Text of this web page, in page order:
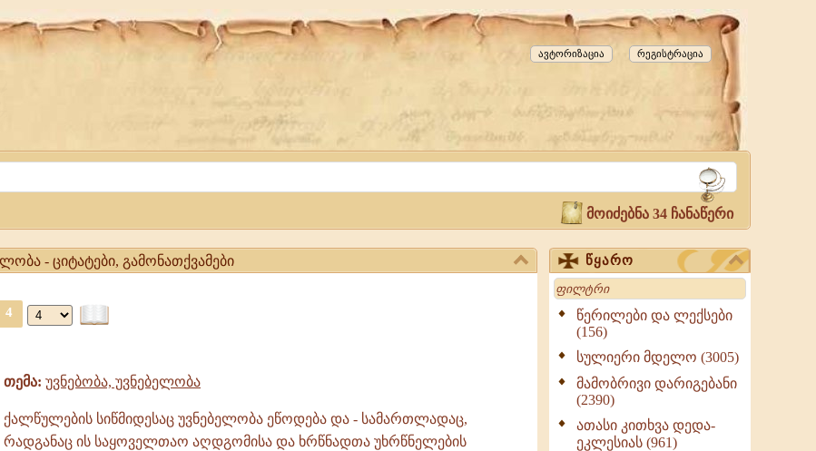
რეგისტრაცია
ავტორიზაცია
მოიძებნა 34 ჩანაწერი
- ციტატები, გამონათქვამები
4
თემა: უვნებობა, უვნებელობა
ქალწულების სიწმიდესაც უვნებელობა ეწოდება და - სამართლადაც,
რადგანაც ის საყოველთაო აღდგომისა და ხრწნადთა უხრწნელების
წყარო
Search
წერილები და ლექსები
(156)
სულიერი მდელო (3005)
მამობრივი დარიგებანი
(2390)
ათასი კითხვა დედა-
ეკლესიას (961)